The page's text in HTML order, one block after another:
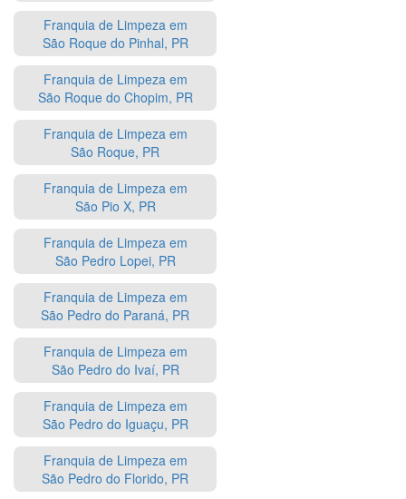
Franquia de Limpeza em
São Roque do Pinhal, PR
Franquia de Limpeza em
São Roque do Chopim, PR
Franquia de Limpeza em
São Roque, PR
Franquia de Limpeza em
São Pio X, PR
Franquia de Limpeza em
São Pedro Lopei, PR
Franquia de Limpeza em
São Pedro do Paraná, PR
Franquia de Limpeza em
São Pedro do Ivaí, PR
Franquia de Limpeza em
São Pedro do Iguaçu, PR
Franquia de Limpeza em
São Pedro do Florido, PR